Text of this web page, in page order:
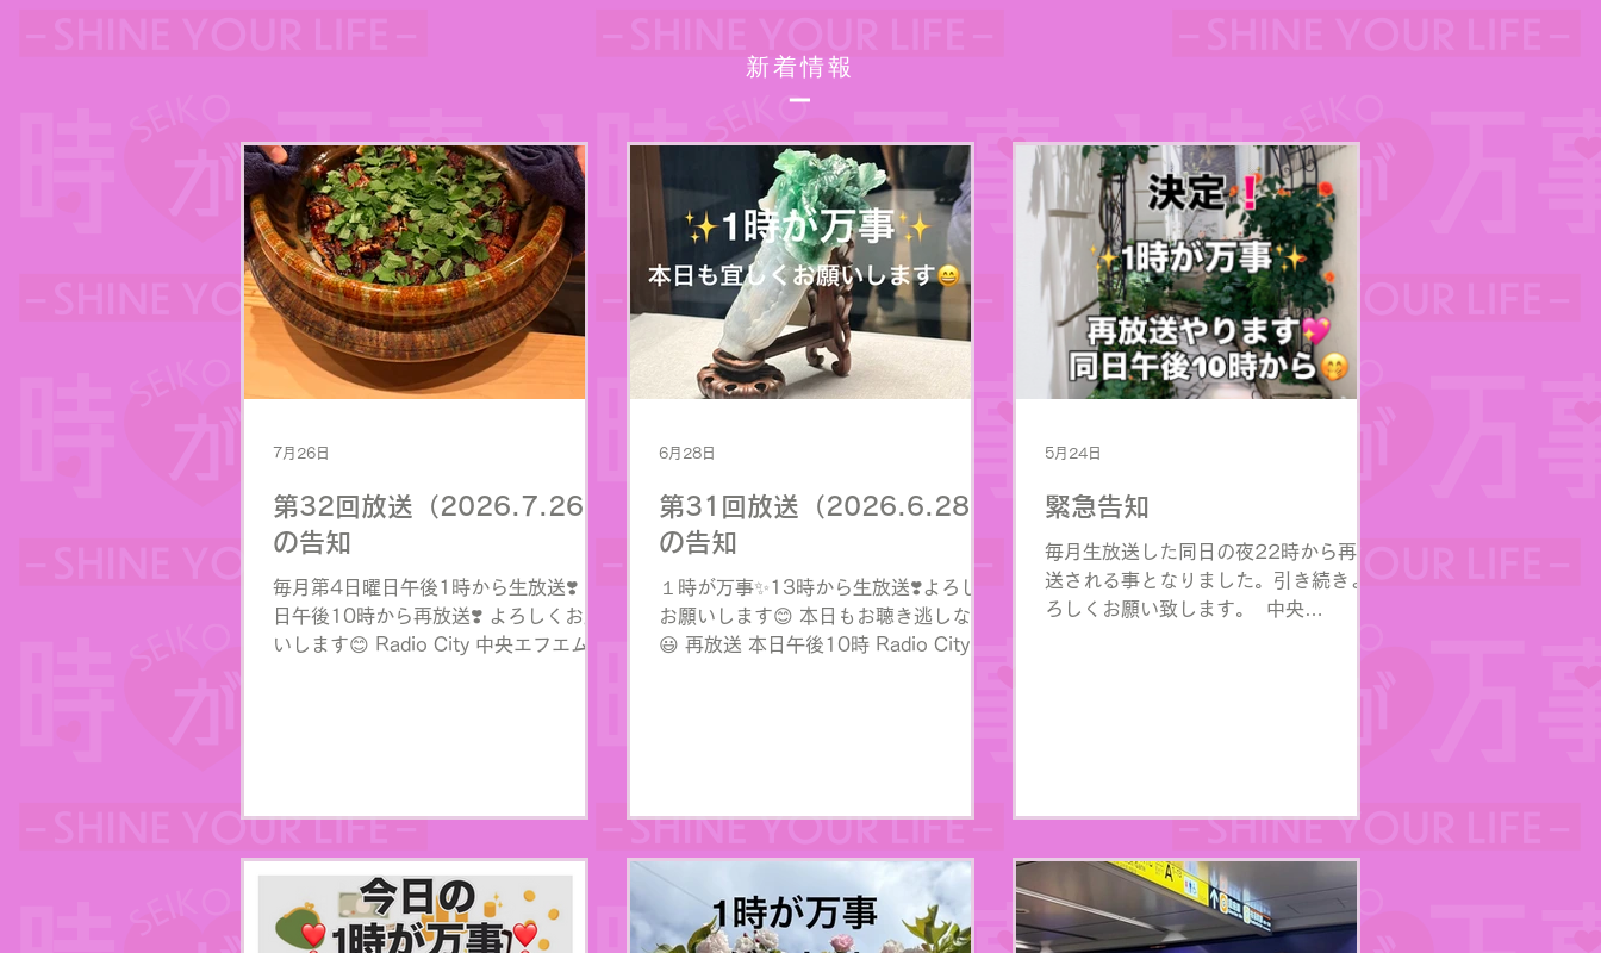
​新着情報
​ー
第32回放送（2026.7.26）
の告知
毎月第4日曜日午後1時から生放送❣️ 同
日午後10時から再放送❣️ よろしくお願
いします😊 Radio City 中央エフエム
7月26日
第31回放送（2026.6.28）
の告知
１時が万事✨13時から生放送❣️よろしく
お願いします😊 本日もお聴き逃しなく
😃 再放送 本日午後10時 Radio City 中
6月28日
緊急告知
​毎月生放送した同日の夜22時から再放
送される事となりました。引き続きよ
ろしくお願い致します。​ ​ 中央
5月24日